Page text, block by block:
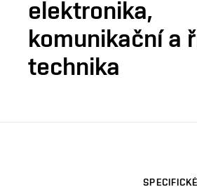
elektronika,
komunikační a
technika